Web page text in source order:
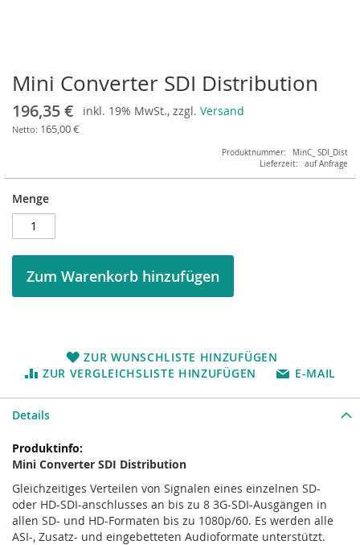
Zum
Anfang
der
Bildergalerie
Mini Converter SDI Distribution
196,35 €
165,00 €
inkl. 19% MwSt., zzgl. Versand
Produktnummer
MinC_ SDI_Dist
Lieferzeit
auf Anfrage
Menge
Zum Warenkorb hinzufügen
ZUR WUNSCHLISTE HINZUFÜGEN
ZUR VERGLEICHSLISTE HINZUFÜGEN
E-MAIL
Details
Mehr
Informationen
Mini Converter SDI Distribution
Gleichzeitiges Verteilen von Signalen eines einzelnen SD-
oder HD-SDI-anschlusses an bis zu 8 3G-SDI-Ausgängen in
allen SD- und HD-Formaten bis zu 1080p/60. Es werden alle
ASI-, Zusatz- und eingebetteten Audioformate unterstützt.